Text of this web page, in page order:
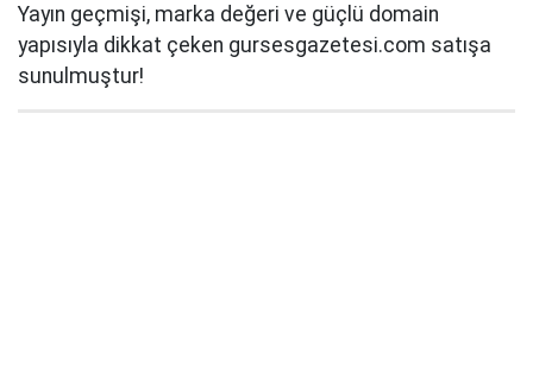
Yayın geçmişi, marka değeri ve güçlü domain
yapısıyla dikkat çeken gursesgazetesi.com satışa
sunulmuştur!